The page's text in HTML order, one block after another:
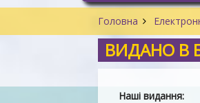
Головна
ВИДАНО В
Наші видання: